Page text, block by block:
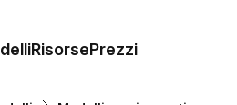
RisorsePrezzi